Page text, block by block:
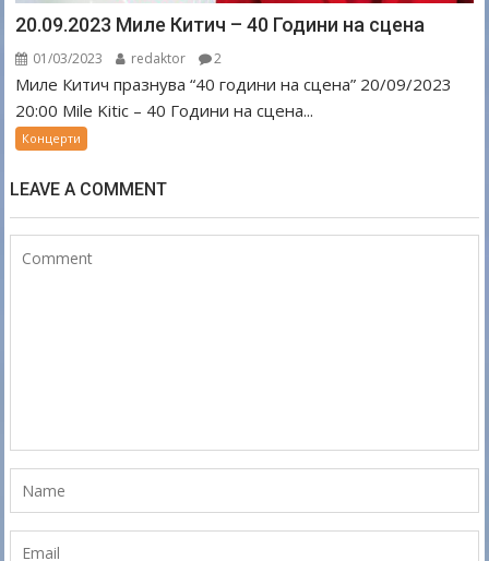
20.09.2023 Миле Китич – 40 Години на сцена
01/03/2023 redaktor 2
Миле Китич празнува “40 години на сцена” 20/09/2023
20:00 Mile Kitic – 40 Години на сцена...
Концерти
LEAVE A COMMENT